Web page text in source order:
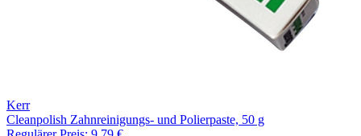
Kerr
Cleanpolish Zahnreinigungs- und Polierpaste, 50 g